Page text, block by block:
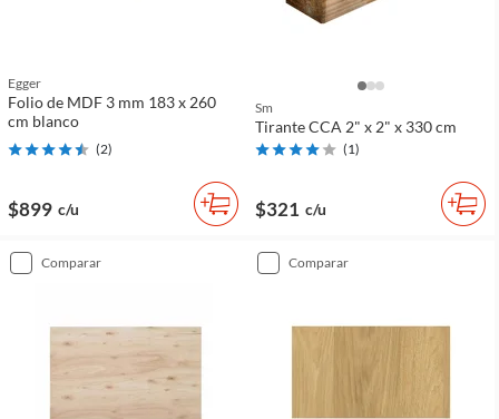
Egger
Folio de MDF 3 mm 183 x 260
cm blanco
(2)
$899 c/u
Sm
Tirante CCA 2" x 2" x 330 cm
(1)
$321 c/u
comparar comparar